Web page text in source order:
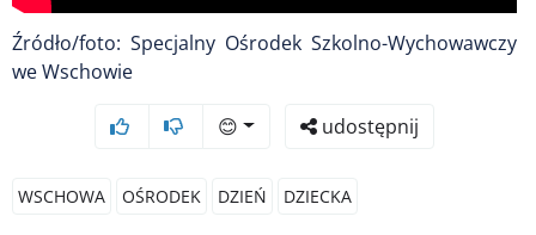
Źródło/foto: Specjalny Ośrodek Szkolno-Wychowawczy
we Wschowie
😊 udostępnij
WSCHOWA OŚRODEK DZIEŃ DZIECKA